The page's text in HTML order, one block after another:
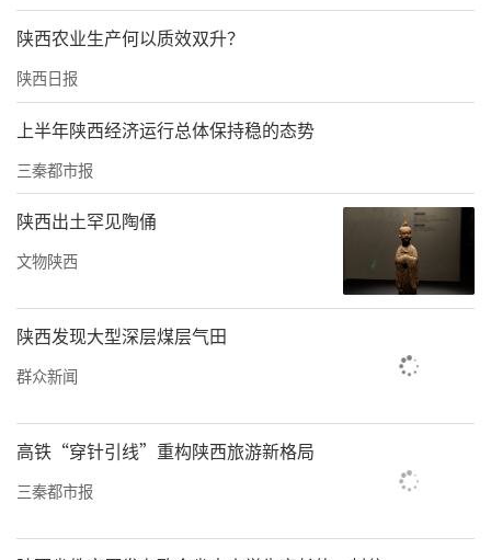
资。加强民营上市后备企业梯队建设，加快推
动符合条件的优质民营企业上市挂牌。推动设
立系列上市后备企业股权投资基金，重点支持
科技型、创新型民营企业。
在畅通金融渠道方面
推广“秦信融”平台应用，推进“秦信融”平
台与“陕企通”等各类涉企平台互联互通。围
绕24条制造业、9条农业产业链，优化产业链金
融服务。发挥中征应收账款融资服务平台和跨
境金融服务平台作用，便利民营企业供应链融
资、贸易融资。全面优化升级“四贷促进”金
融服务站职能，对站内发放的符合条件的贷款
予以货币政策工具支持。
提出扎实推进高新技术和“专精特新”企业外
陕西农业生产何以质效双升？
陕西日报
上半年陕西经济运行总体保持稳的态势
三秦都市报
陕西出土罕见陶俑
文物陕西
陕西发现大型深层煤层气田
群众新闻
高铁“穿针引线”重构陕西旅游新格局
三秦都市报